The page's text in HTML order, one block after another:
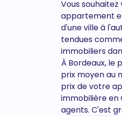
Vous
appartement
d'une ville à
tendues
immobiliers
À Bordeaux, le
prix moyen au
prix de votre
immobilière en
agents. C'est